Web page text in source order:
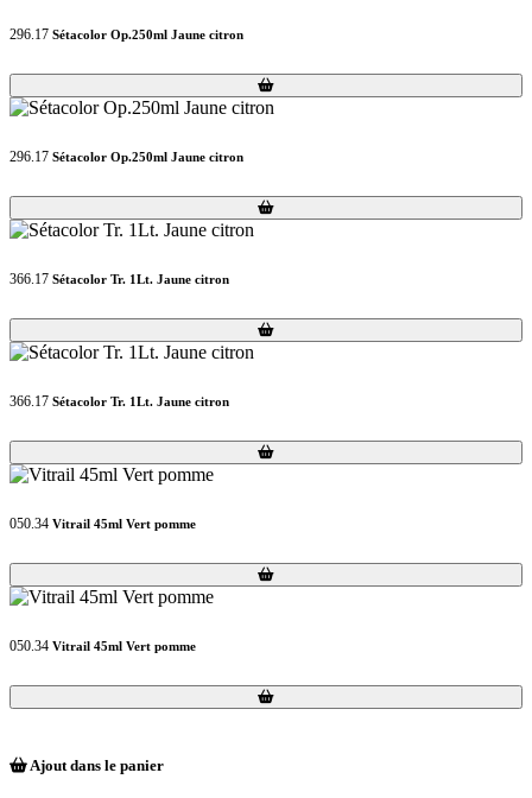
296.17 Sétacolor Op.250ml Jaune citron
Loading...
Loading...
296.17 Sétacolor Op.250ml Jaune citron
Loading...
Loading...
366.17 Sétacolor Tr. 1Lt. Jaune citron
Loading...
Loading...
366.17 Sétacolor Tr. 1Lt. Jaune citron
Loading...
Loading...
050.34 Vitrail 45ml Vert pomme
Loading...
Loading...
050.34 Vitrail 45ml Vert pomme
Loading...
Loading...
Ajout dans le panier